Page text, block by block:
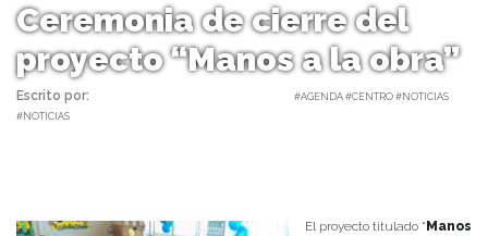
Ceremonia de cierre del
proyecto “Manos a la obra”
Escrito por:
#AGENDA #CENTRO #NOTICIAS
#NOTICIAS
El proyecto titulado “ Manos